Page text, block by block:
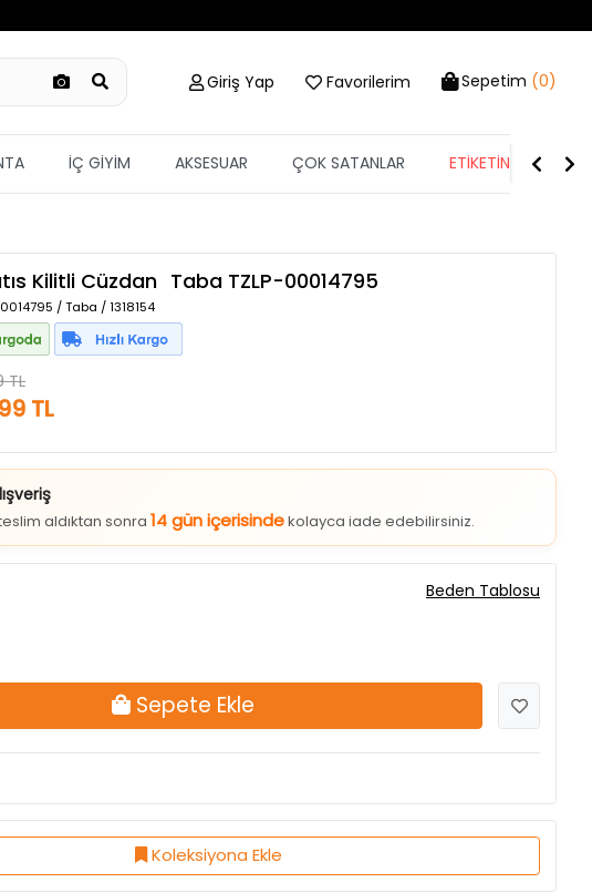
Giriş Yap Favorilerim Sepetim (0)
İÇ GİYİM AKSESUAR ÇOK SATANLAR ETİKETİN YARISI
Kilitli Cüzdan Taba TZLP-00014795
/ Taba / 1318154
TL
TL
14 gün içerisinde
Sepete Ekle